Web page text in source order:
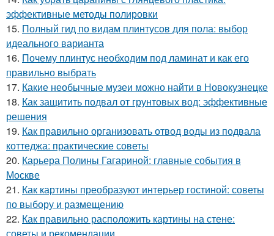
эффективные методы полировки
15. Полный гид по видам плинтусов для пола: выбор
идеального варианта
16. Почему плинтус необходим под ламинат и как его
правильно выбрать
17. Какие необычные музеи можно найти в Новокузнецке
18. Как защитить подвал от грунтовых вод: эффективные
решения
19. Как правильно организовать отвод воды из подвала
коттеджа: практические советы
20. Карьера Полины Гагариной: главные события в
Москве
21. Как картины преобразуют интерьер гостиной: советы
по выбору и размещению
22. Как правильно расположить картины на стене: